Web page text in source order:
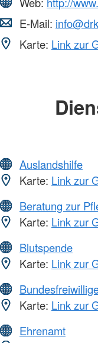
E-Mail:
Karte: Link zur
Auslandshilfe
Karte: Link zur
Beratung zur
Karte: Link zur
Blutspende
Karte: Link zur
Karte: Link zur
Ehrenamt